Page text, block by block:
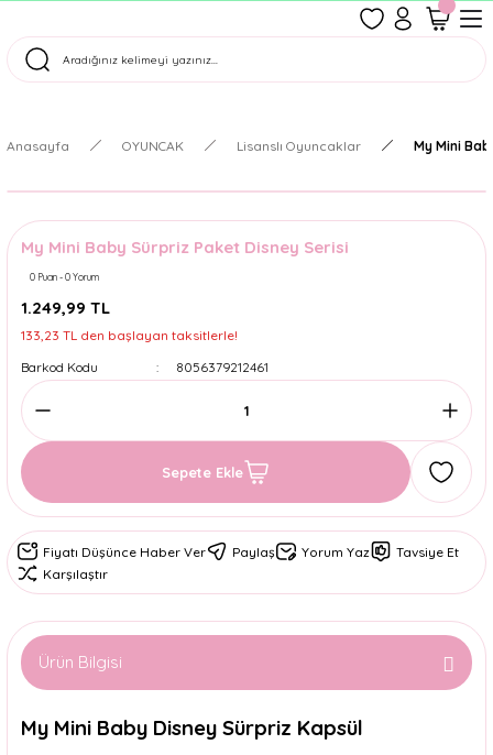
Tüm Siparişler Aynı Gün Kargoda!
Anasayfa OYUNCAK Lisanslı Oyuncaklar My Mini
My Mini Baby Sürpriz Paket Disney Serisi
0 Puan - 0 Yorum
1.249,99 TL
133,23 TL den başlayan taksitlerle!
Barkod Kodu
8056379212461
Sepete Ekle
Fiyatı Düşünce Haber Ver Paylaş Yorum Yaz
Tavsiye Et
Karşılaştır
Ürün Bilgisi
My Mini Baby Disney Sürpriz Kapsül